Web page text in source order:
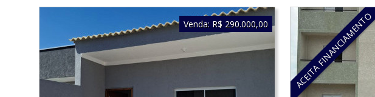
Venda: R$ 290.000,00 ACEITA FINANCIAMENTO